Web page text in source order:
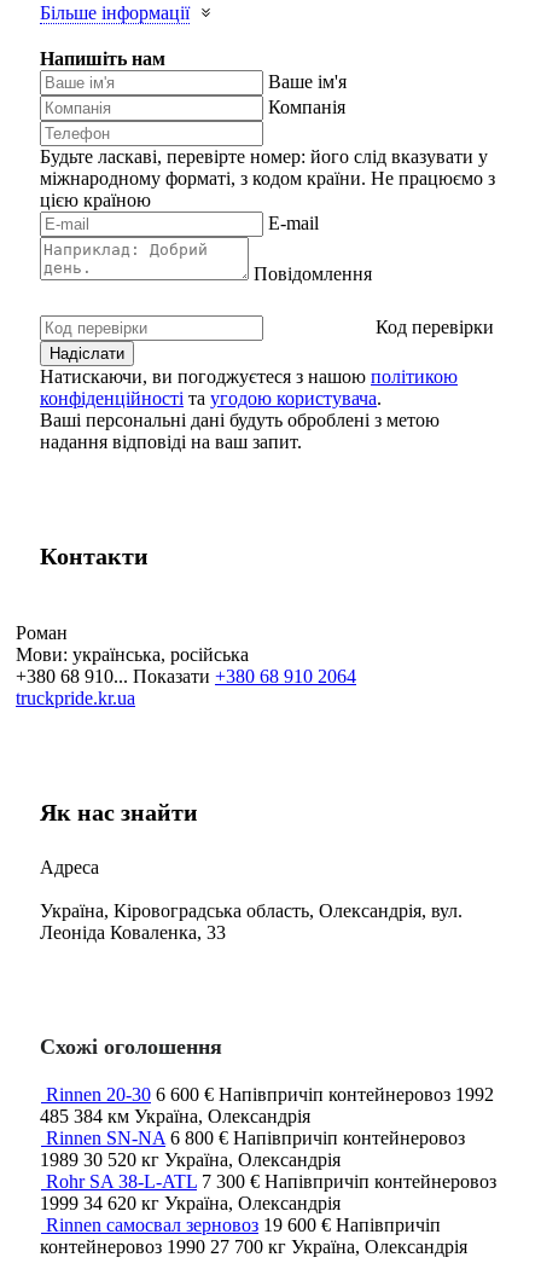
Більше інформації
Напишіть нам
Ваше ім'я
Компанія
Будьте ласкаві, перевірте номер: його слід вказувати у
міжнародному форматі, з кодом країни. Не працюємо з
цією країною
E-mail
Повідомлення
Код перевірки
Натискаючи, ви погоджуєтеся з нашою політикою
конфіденційності та угодою користувача.
Ваші персональні дані будуть оброблені з метою
надання відповіді на ваш запит.
Контакти
Роман
Мови: українська, російська
+380 68 910... Показати +380 68 910 2064
truckpride.kr.ua
Як нас знайти
Адреса
Україна, Кіровоградська область, Олександрія, вул.
Леоніда Коваленка, 33
Схожі оголошення
Rinnen 20-30 6 600 € Напівпричіп контейнеровоз 1992
485 384 км Україна, Олександрія
Rinnen SN-NA 6 800 € Напівпричіп контейнеровоз
1989 30 520 кг Україна, Олександрія
Rohr SA 38-L-ATL 7 300 € Напівпричіп контейнеровоз
1999 34 620 кг Україна, Олександрія
Rinnen самосвал зерновоз 19 600 € Напівпричіп
контейнеровоз 1990 27 700 кг Україна, Олександрія